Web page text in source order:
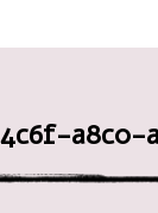
a8c0-